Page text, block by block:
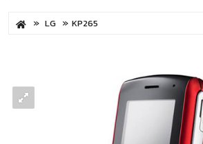
LG KP265